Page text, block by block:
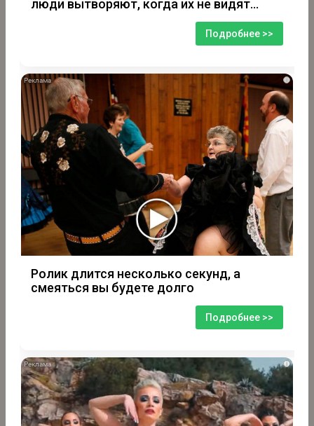
люди вытворяют, когда их не видят...
Подробнее >>
i
Ролик длится несколько секунд, а
смеяться вы будете долго
Подробнее >>
i